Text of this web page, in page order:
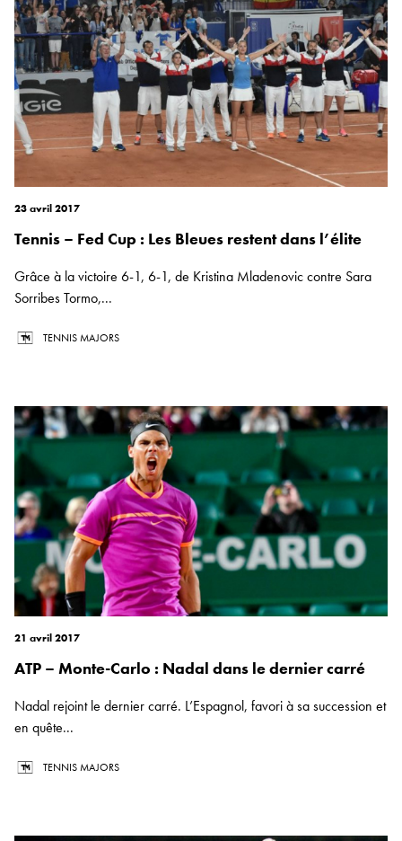
23 avril 2017
Tennis – Fed Cup : Les Bleues restent dans l’élite
Grâce à la victoire 6-1, 6-1, de Kristina Mladenovic contre Sara
Sorribes Tormo,...
TENNIS MAJORS
21 avril 2017
ATP – Monte-Carlo : Nadal dans le dernier carré
Nadal rejoint le dernier carré. L’Espagnol, favori à sa succession et
en quête...
TENNIS MAJORS